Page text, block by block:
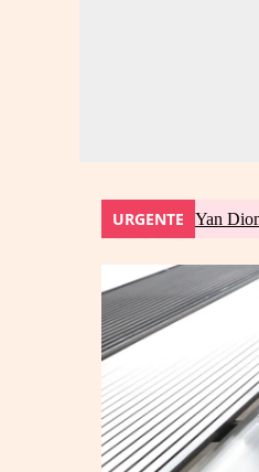
URGENTE Yan